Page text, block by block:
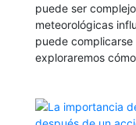
puede ser
meteorológicas
puede
exploraremos